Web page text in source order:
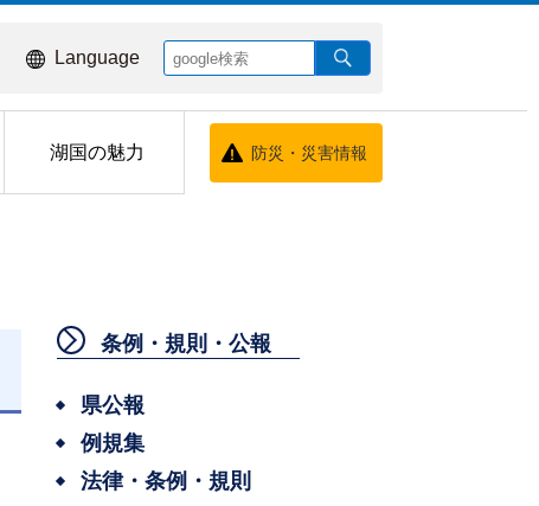
Language
湖国の魅力 防災・災害情報
条例・規則・公報
県公報
例規集
法律・条例・規則